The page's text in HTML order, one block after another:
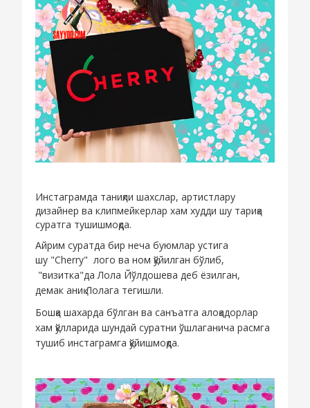
Инстаграмда таниқли шахслар, артистлару
дизайнер ва клипмейкерлар хам худди шу тариқа
суратга тушишмоқда.
Айрим суратда бир неча буюмлар устига
шу "Cherry" лого ва ном қўйилган бўлиб,
"визитка"да Лола Йўлдошева деб ёзилган,
демак аниқ Лолага тегишли.
Бошқа шахарда бўлган ва санъатга алоқадорлар
хам қўлларида шундай суратни ўшлаганича расмга
тушиб инстаграмга қўйишмоқда.